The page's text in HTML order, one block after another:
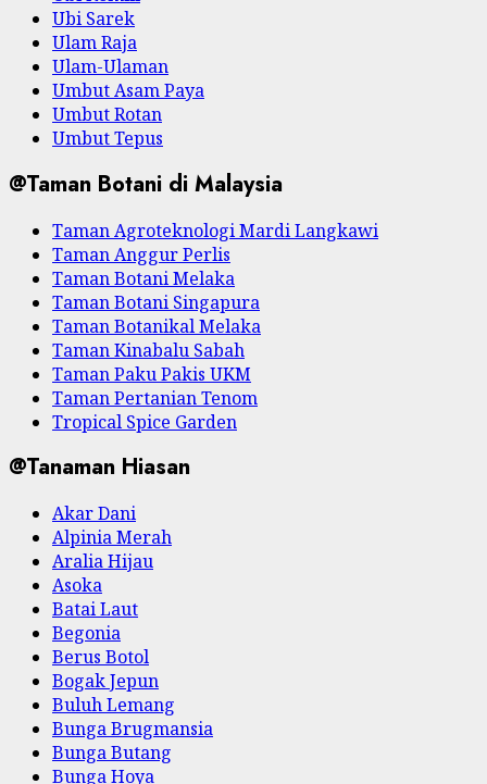
Ubi Sarek
Ulam Raja
Ulam-Ulaman
Umbut Asam Paya
Umbut Rotan
Umbut Tepus
@Taman Botani di Malaysia
Taman Agroteknologi Mardi Langkawi
Taman Anggur Perlis
Taman Botani Melaka
Taman Botani Singapura
Taman Botanikal Melaka
Taman Kinabalu Sabah
Taman Paku Pakis UKM
Taman Pertanian Tenom
Tropical Spice Garden
@Tanaman Hiasan
Akar Dani
Alpinia Merah
Aralia Hijau
Asoka
Batai Laut
Begonia
Berus Botol
Bogak Jepun
Buluh Lemang
Bunga Brugmansia
Bunga Butang
Bunga Hoya